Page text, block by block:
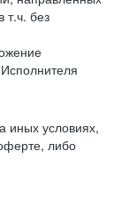
т.ч. без
иных условиях,
либо